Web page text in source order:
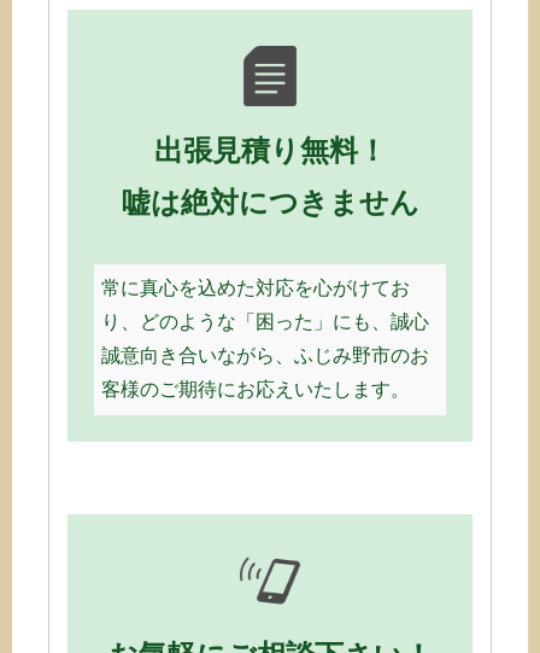
出張見積り無料！
嘘は絶対につきません
常に真心を込めた対応を心がけてお
り、どのような「困った」にも、誠心
誠意向き合いながら、ふじみ野市のお
客様のご期待にお応えいたします。